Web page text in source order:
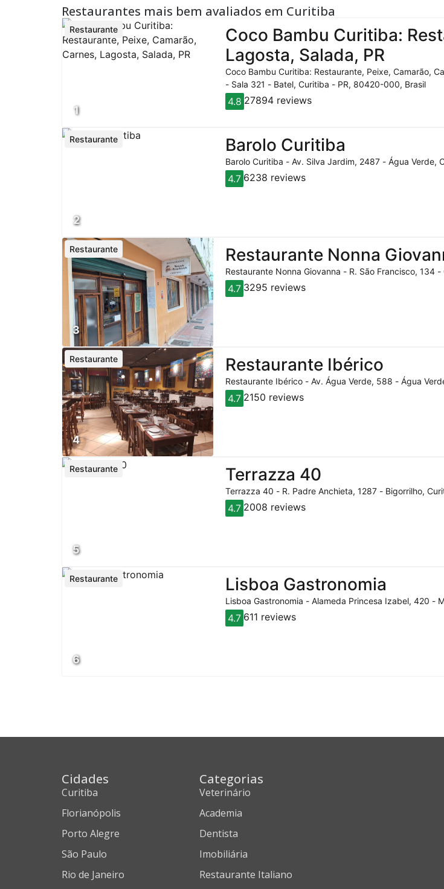
Restaurantes mais bem avaliados em Curitiba
1
Coco Bambu Curitiba:
Lagosta, Salada, PR
Restaurante
Coco Bambu Curitiba: Restaurante, Peixe, Camarão,
- Sala 321 - Batel, Curitiba - PR, 80420-000, Brasil
4.8 27894 reviews
2
Barolo Curitiba
Restaurante
Barolo Curitiba - Av. Silva Jardim, 2487 - Água Verde,
4.7 6238 reviews
3
Restaurante Nonna
Restaurante
Restaurante Nonna Giovanna - R. São Francisco, 134
4.7 3295 reviews
4
Restaurante Ibérico
Restaurante
Restaurante Ibérico - Av. Água Verde, 588 - Água
4.7 2150 reviews
5
Terrazza 40
Restaurante
Terrazza 40 - R. Padre Anchieta, 1287 - Bigorrilho,
4.7 2008 reviews
6
Lisboa Gastronomia
Restaurante
Lisboa Gastronomia - Alameda Princesa Izabel, 420 -
4.7 611 reviews
Cidades
Curitiba
Florianópolis
Porto Alegre
São Paulo
Rio de Janeiro
Categorias
Veterinário
Academia
Dentista
Imobiliária
Restaurante Italiano